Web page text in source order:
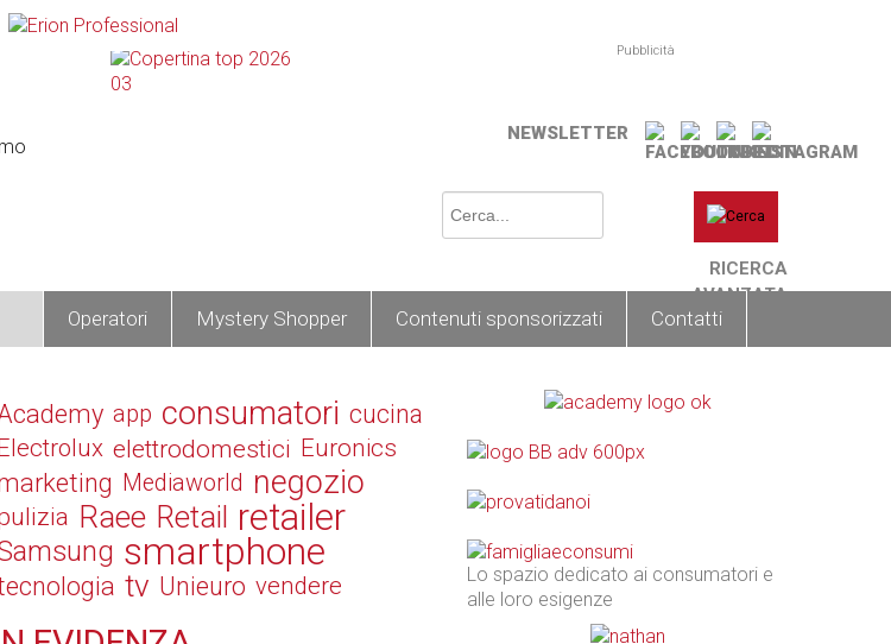
Pubblicità
NEWSLETTER
RICERCA
AVANZATA
Operatori Mystery Shopper Contenuti sponsorizzati Contatti
app consumatori cucina
elettrodomestici Euronics
Mediaworld negozio
Raee Retail retailer
smartphone
tv Unieuro vendere
Lo spazio dedicato ai consumatori e
alle loro esigenze